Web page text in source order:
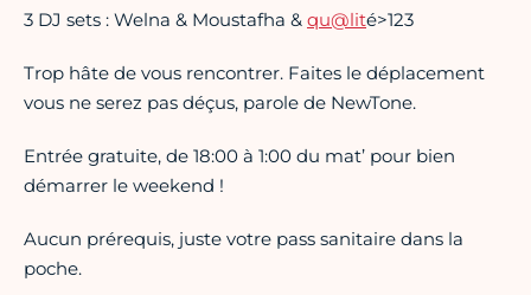
3 DJ sets : Welna & Moustafha & qu@lité>123
Trop hâte de vous rencontrer. Faites le déplacement
vous ne serez pas déçus, parole de NewTone.
Entrée gratuite, de 18:00 à 1:00 du mat’ pour bien
démarrer le weekend !
Aucun prérequis, juste votre pass sanitaire dans la
poche.